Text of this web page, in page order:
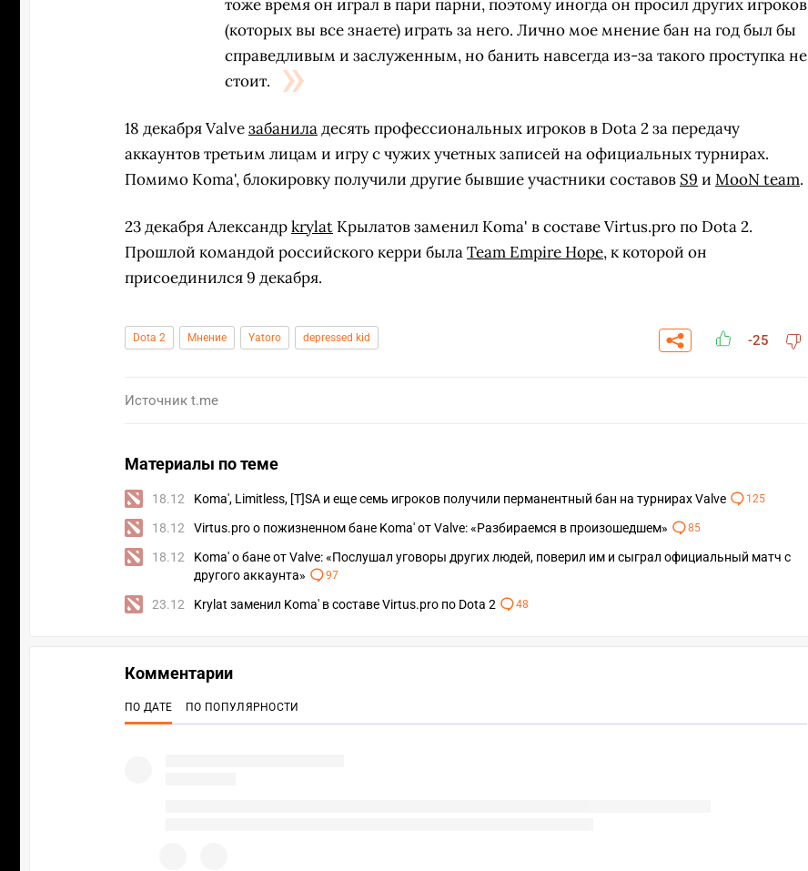
тоже время он играл в пари парни, поэтому иногда он просил других игроков
(которых вы все знаете) играть за него. Лично мое мнение бан на год был бы
справедливым и заслуженным, но банить навсегда из-за такого проступка не
стоит.
18 декабря Valveзабаниладесять профессиональных игроков в Dota 2 за передачу
аккаунтов третьим лицам и игру с чужих учетных записей на официальных турнирах.
Помимо Koma', блокировку получили другие бывшие участники составов S9 и MooN team.
23 декабря Александрkrylat Крылатов заменил Koma' в составе Virtus.pro по Dota 2.
Прошлой командой российского керри былаTeam Empire Hope, к которой он
присоединился 9 декабря.
Dota 2 Мнение Yatoro depressed kid -25
Источник t.me
Материалы по теме
18.12 Koma', Limitless, [T]SA и еще семь игроков получили перманентный бан на турнирах Valve 125
18.12 Virtus.pro о пожизненном бане Koma' от Valve: «Разбираемся в произошедшем» 85
18.12
Koma' о бане от Valve: «Послушал уговоры других людей, поверил им и сыграл официальный матч с
другого аккаунта»
97
23.12 Krylat заменил Koma' в составе Virtus.pro по Dota 2 48
УЧАСТВОВАТЬ ЗАБРАТЬ
СКАЧАТЬ НА
ANDROID
Комментарии
ПО ДАТЕ ПО ПОПУЛЯРНОСТИ